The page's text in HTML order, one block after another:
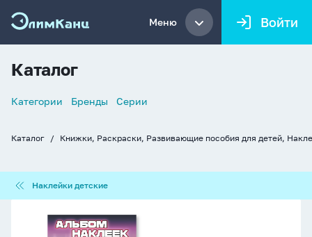
Меню Войти
Каталог
Список
Категории Бренды Серии
Каталог Книжки, Раскраски, Развивающие пособия для детей,
детскиеНаклейки детские
Альбом
наклеек